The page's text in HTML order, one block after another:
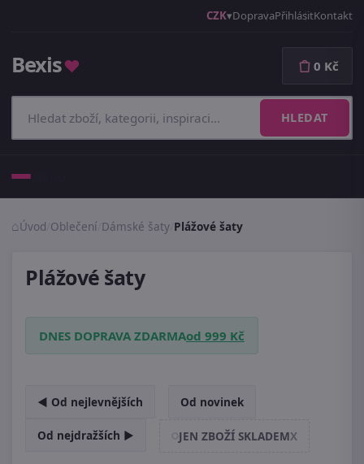
CZK DopravaPřihlásitKontakt
Bexis♥
HLEDAT
0 Kč
Úvod Oblečení Dámské šaty Plážové šaty
Plážové šaty
DNES DOPRAVA ZDARMAod 999 Kč
◄ Od nejlevnějších Od novinek
Od nejdražších ► JEN ZBOŽÍ SKLADEMX